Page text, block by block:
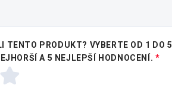
TENTO PRODUKT? VYBERTE OD 1 DO 5
A 5 NEJLEPŠÍ HODNOCENÍ.